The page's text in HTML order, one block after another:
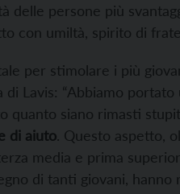
delle persone più
con umiltà, spirito di
per stimolare i più
di Lavis: “Abbiamo
quanto siano rimasti
di aiuto. Questo aspetto,
media e prima
di tanti giovani, hanno